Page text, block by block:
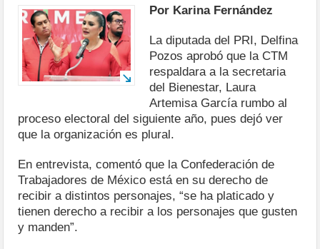
Por Karina Fernández
La diputada del PRI, Delfina
Pozos aprobó que la CTM
respaldara a la secretaria
del Bienestar, Laura
Artemisa García rumbo al
proceso electoral del siguiente año, pues dejó ver
que la organización es plural.
En entrevista, comentó que la Confederación de
Trabajadores de México está en su derecho de
recibir a distintos personajes, “se ha platicado y
tienen derecho a recibir a los personajes que gusten
y manden”.